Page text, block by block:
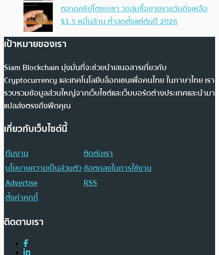
ตลาดคริปโตซบเซา วอลุ่มซื้อขายรายวันดิ่งเหลือ
$1.5 หมื่นล้าน ต่ำสุดตั้งแต่ต้นปี 2026
เป้าหมายของเรา
Siam Blockchain มุ่งมั่นที่จะช่วยนำเสนอสารเกี่ยวกับ
Cryptocurrency และเทคโนโลยีบล็อกเชนเพื่อคนไทย ในภาษาไทย เรา
รวบรวมข้อมูลส่วนใหญ่จากเว็บไซต์และเว็บบอร์ดต่างประเทศและนำมา
แปลส่งตรงถึงฟีดคุณ
เกี่ยวกับเว็บไซต์นี้
ทีมงาน
ติดต่อเรา
นโยบายความเป็นส่วนตัวข้อตกลงในการใช้งาน
Advertise
RSS
ตั้งค่าคุกกี้
ติดตามเรา